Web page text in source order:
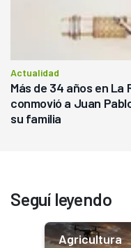
Actualidad
Más de 34 años en
conmovió a Juan
su familia
Seguí leyendo
Agricultura